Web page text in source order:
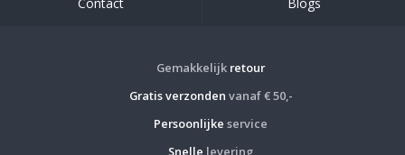
Gemakkelijk retour
Gratis verzonden vanaf € 50,-
Persoonlijke service
Snelle levering